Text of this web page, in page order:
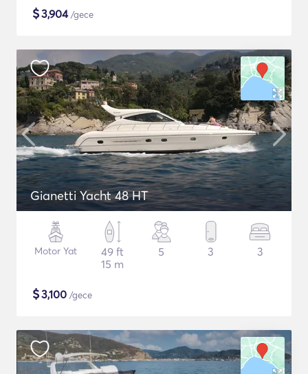
$3,904/gece
Gianetti Yacht 48 HT
Motor Yat
49 ft
15 m
5 3 3
$3,100 /gece